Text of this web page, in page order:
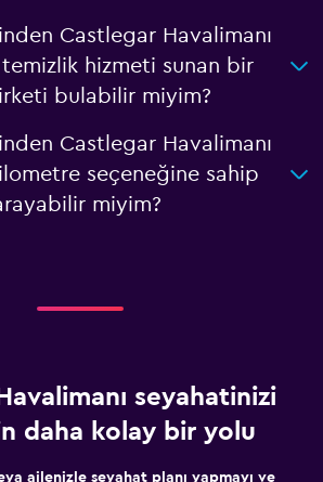
Castlegar Havalimanı
hizmeti sunan bir
bulabilir miyim?
Castlegar Havalimanı
seçeneğine sahip
miyim?
seyahatinizi
daha kolay bir yolu
ailenizle seyahat planı yapmayı ve